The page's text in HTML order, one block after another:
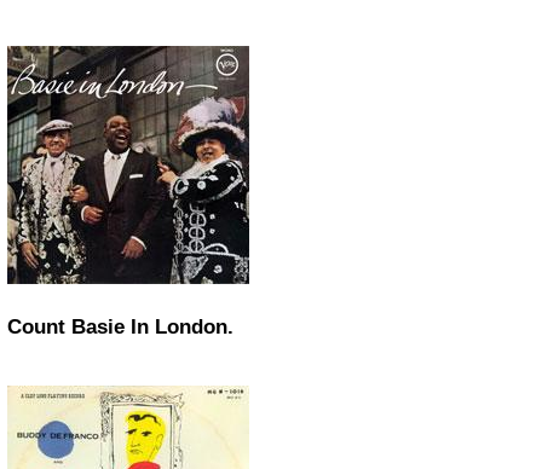
Count Basie In London.